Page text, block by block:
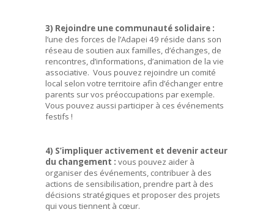
3) Rejoindre une communauté solidaire :
l’une des forces de l’Adapei 49 réside dans son
réseau de soutien aux familles, d’échanges, de
rencontres, d’informations, d’animation de la vie
associative. Vous pouvez rejoindre un comité
local selon votre territoire afin d’échanger entre
parents sur vos préoccupations par exemple.
Vous pouvez aussi participer à ces événements
festifs !
4) S’impliquer activement et devenir acteur
du changement : vous pouvez aider à
organiser des événements, contribuer à des
actions de sensibilisation, prendre part à des
décisions stratégiques et proposer des projets
qui vous tiennent à cœur.